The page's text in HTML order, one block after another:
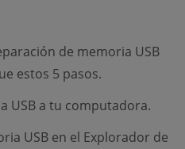
de memoria USB
estos 5 pasos.
USB a tu computadora.
USB en el Explorador de